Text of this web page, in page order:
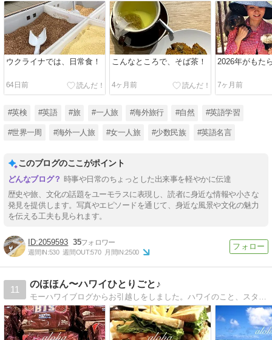
ウクライナでは、日常食！
64日前
こんなところで、そば茶！
4ヶ月前
2026年がもた
7ヶ月前
#英検 #英語 #旅 #一人旅 #海外旅行 #自然 #英語学習
#世界一周 #海外一人旅 #女一人旅 #少数民族 #英語名言
このブログのここがポイント
時事や日常のちょっとした出来事を軽やかに伝達
歴史や旅、文化の話題をユーモラスに表現し、読者に身近な情報や小さな
発見を提供します。写真やエピソードを通じて、身近な風景や文化の魅力
を伝える工夫も見られます。
2059593 35
週間IN:530 週間OUT:570 月間IN:2500
11
のほほん〜ハワイひとりごと♪
モーハワイブログからお引越しをしました。ハワイのこと、スタバ、ニャンコなどいろいろ書いています。よろしくお願いします。